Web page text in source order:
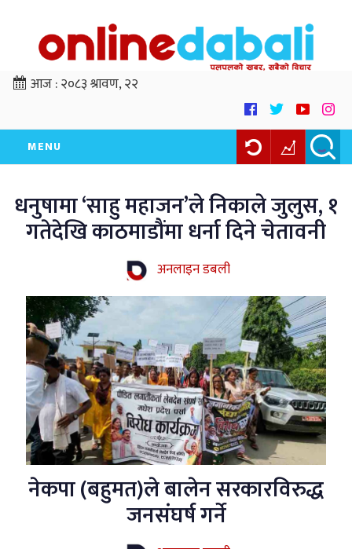
आज :२०८३ श्रावण, २२
MENU
धनुषामा ‘साहु महाजन’ले निकाले जुलुस, १
गतेदेखि काठमाडौंमा धर्ना दिने चेतावनी
अनलाइन डबली
नेकपा (बहुमत)ले बालेन सरकारविरुद्ध
जनसंघर्ष गर्ने